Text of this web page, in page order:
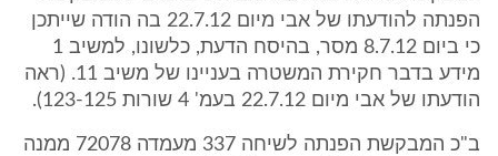
הפנתה להודעתו של אבי מיום 22.7.12 בה הודה שייתכן
כי ביום 8.7.12 מסר, בהיסח הדעת, כלשונו, למשיב 1
מידע בדבר חקירת המשטרה בעניינו של משיב 11. (ראה
הודעתו של אבי מיום 22.7.12 בעמ' 4 שורות 123-125).
ב"כ המבקשת הפנתה לשיחה 337 מעמדה 72078 ממנה